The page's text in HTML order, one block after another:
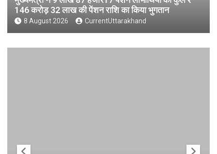
146 करोड़ 32 लाख की पेंशन राशि का किया भुगतान
8 August 2026 CurrentUttarakhand